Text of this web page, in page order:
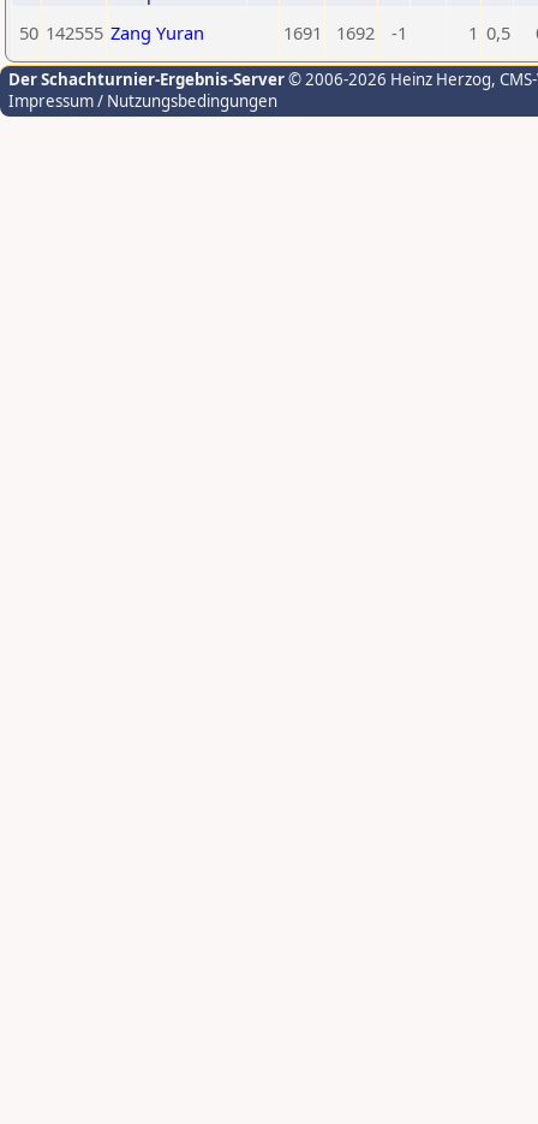
50 142555 Zang Yuran 1691 1692 -1 1 0,5
Der Schachturnier-Ergebnis-Server© 2006-2026 Heinz Herzog,
Impressum / Nutzungsbedingungen